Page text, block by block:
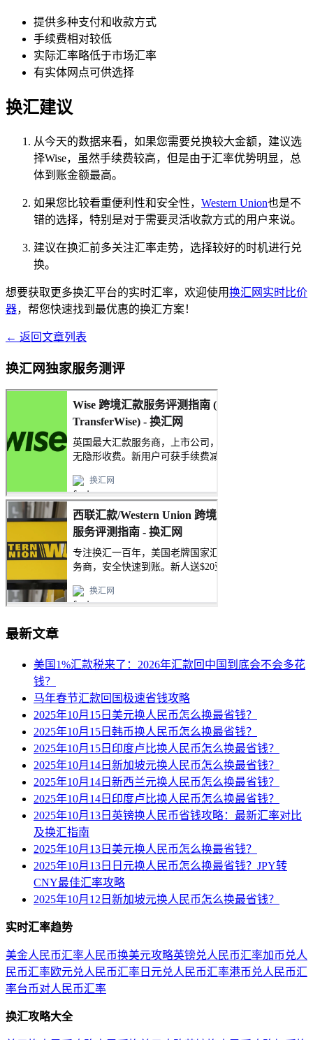
提供多种支付和收款方式
手续费相对较低
实际汇率略低于市场汇率
有实体网点可供选择
换汇建议
从今天的数据来看，如果您需要兑换较大金额，建议选
择Wise，虽然手续费较高，但是由于汇率优势明显，总
体到账金额最高。
如果您比较看重便利性和安全性， Western Union也是不
错的选择，特别是对于需要灵活收款方式的用户来说。
建议在换汇前多关注汇率走势，选择较好的时机进行兑
换。
想要获取更多换汇平台的实时汇率，欢迎使用换汇网实时比价
器，帮您快速找到最优惠的换汇方案！
← 返回文章列表
换汇网独家服务测评
最新文章
美国1%汇款税来了：2026年汇款回中国到底会不会多花
钱？
马年春节汇款回国极速省钱攻略
2025年10月15日美元换人民币怎么换最省钱？
2025年10月15日韩币换人民币怎么换最省钱？
2025年10月15日印度卢比换人民币怎么换最省钱？
2025年10月14日新加坡元换人民币怎么换最省钱？
2025年10月14日新西兰元换人民币怎么换最省钱？
2025年10月14日印度卢比换人民币怎么换最省钱？
2025年10月13日英镑换人民币省钱攻略：最新汇率对比
及换汇指南
2025年10月13日美元换人民币怎么换最省钱？
2025年10月13日日元换人民币怎么换最省钱？JPY转
CNY最佳汇率攻略
2025年10月12日新加坡元换人民币怎么换最省钱？
实时汇率趋势
美金人民币汇率人民币换美元攻略英镑兑人民币汇率加币兑人
民币汇率欧元兑人民币汇率 日元兑人民币汇率港币兑人民币汇
率台币对人民币汇率
换汇攻略大全